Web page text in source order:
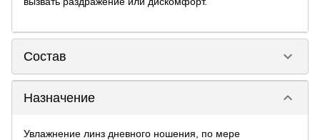
Состав keyboard_arrow_down
Назначение keyboard_arrow_down
Увлажнение линз дневного ношения, по мере